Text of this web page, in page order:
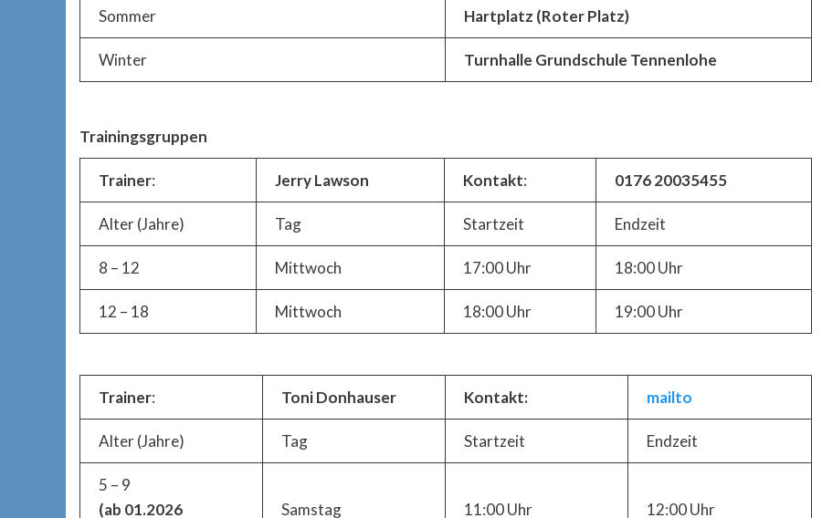
Sommer Hartplatz (Roter Platz)
Winter Turnhalle Grundschule Tennenlohe
Trainingsgruppen
Trainer: Jerry Lawson Kontakt: 0176 20035455
Alter (Jahre) Tag Startzeit Endzeit
8 – 12 Mittwoch 17:00 Uhr 18:00 Uhr
12 – 18 Mittwoch 18:00 Uhr 19:00 Uhr
Trainer: Toni Donhauser Kontakt: mailto
Alter (Jahre) Tag Startzeit Endzeit
5 – 9
(ab 01.2026
Samstag 11:00 Uhr 12:00 Uhr